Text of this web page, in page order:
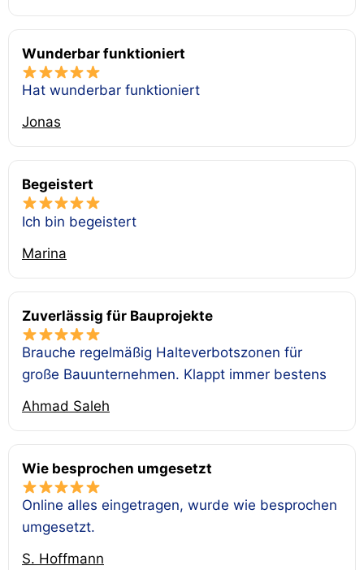
Wunderbar funktioniert
Hat wunderbar funktioniert
Jonas
Begeistert
Ich bin begeistert
Marina
Zuverlässig für Bauprojekte
Brauche regelmäßig Halteverbotszonen für
große Bauunternehmen. Klappt immer bestens
Ahmad Saleh
Wie besprochen umgesetzt
Online alles eingetragen, wurde wie besprochen
umgesetzt.
S. Hoffmann